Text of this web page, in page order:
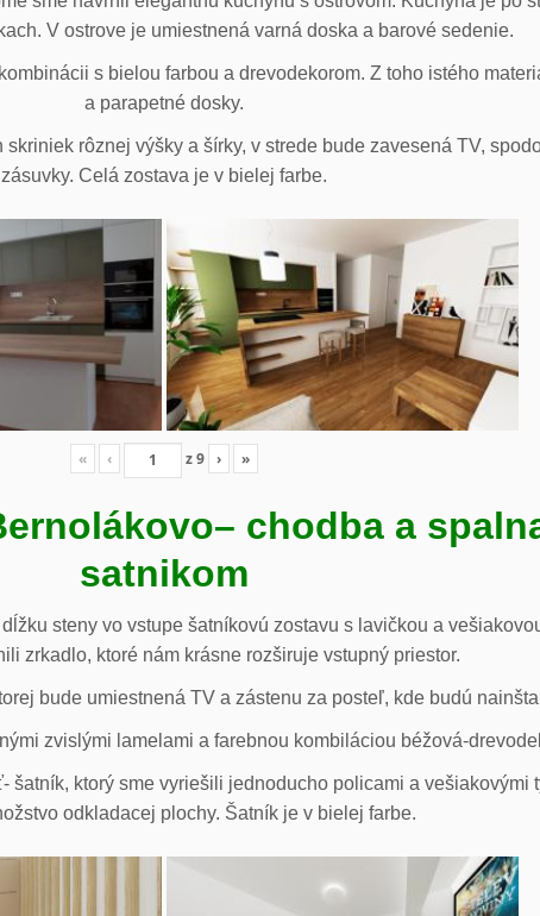
V ostrove je umiestnená varná doska a barové sedenie.
s bielou farbou a drevodekorom. Z toho istého
a parapetné dosky.
rôznej výšky a šírky, v strede bude zavesená TV,
zásuvky. Celá zostava je v bielej farbe.
« ‹ z9 › »
– chodba a
satnikom
steny vo vstupe šatníkovú zostavu s lavičkou a
zrkadlo, ktoré nám krásne rozširuje vstupný priestor.
bude umiestnená TV a zástenu za posteľ, kde budú
zvislými lamelami a farebnou kombiláciou béžová-
šatník, ktorý sme vyriešili jednoducho policami a vešiakovými
odkladacej plochy. Šatník je v bielej farbe.